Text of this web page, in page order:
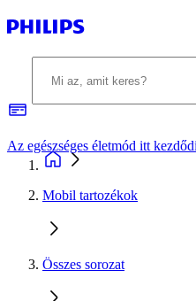
Az egészséges életmód itt
Mobil tartozékok
Összes sorozat